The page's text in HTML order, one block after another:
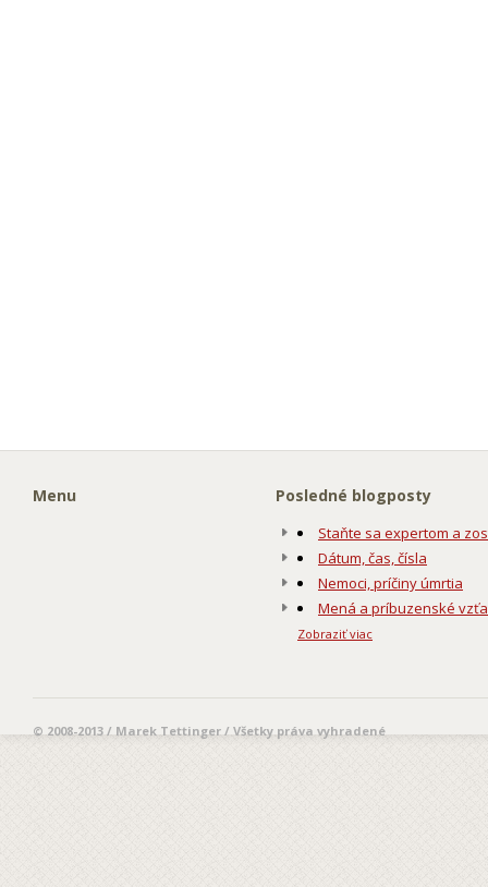
Menu Posledné blogposty
Staňte sa expertom a
Dátum, čas, čísla
Nemoci, príčiny úmrtia
Mená a príbuzenské
Zobraziť viac
© 2008-2013 / Marek Tettinger / Všetky práva vyhradené